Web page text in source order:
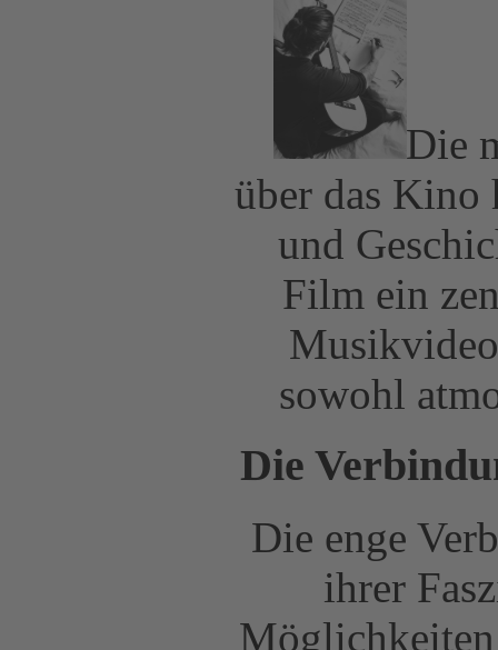
Die
über das Kino
und
Film ein
sowohl
Die
Die enge
ihrer